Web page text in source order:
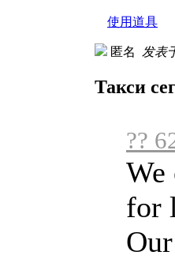
使用道具
匿名 发表
Такси
??
We
for